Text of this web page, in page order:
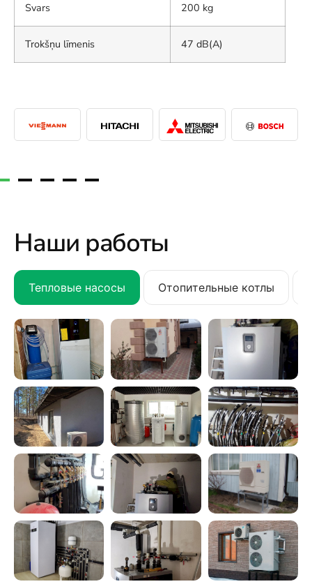
Svars 200 kg
Trokšņu līmenis 47 dB(A)
Наши работы
Тепловые насосы Отопительные котлы